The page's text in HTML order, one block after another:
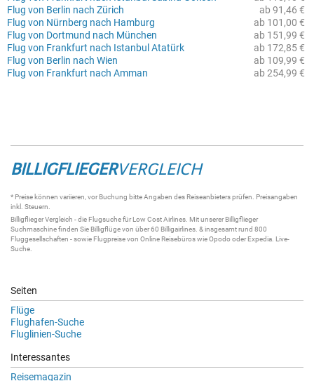
ab 91,46 €
Flug von Berlin nach Zürich
ab 101,00 €
Flug von Nürnberg nach Hamburg
ab 151,99 €
Flug von Dortmund nach München
ab 172,85 €
Flug von Frankfurt nach Istanbul Atatürk
ab 109,99 €
Flug von Berlin nach Wien
ab 254,99 €
Flug von Frankfurt nach Amman
BILLIGFLIEGERVERGLEICH
* Preise können variieren, vor Buchung bitte Angaben des Reiseanbieters prüfen. Preisangaben
inkl. Steuern.
BilligfliegerVergleich - die Flugsuchefür Low Cost Airlines. Mit unsererBilligflieger
Suchmaschinefinden Sie Billigflügevon über 60 Billigairlines . & insgesamt rund 800
Fluggesellschaften - sowie Flugpreise von Online Reisebüros wie Opodo oder Expedia. Live-
Suche
Seiten
Flüge
Flughafen-Suche
Fluglinien-Suche
Interessantes
Reisemagazin